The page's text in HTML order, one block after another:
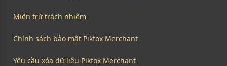
Miễn trừ trách nhiệm
Chính sách bảo mật Pikfox Merchant
Yêu cầu xóa dữ liệu Pikfox Merchant